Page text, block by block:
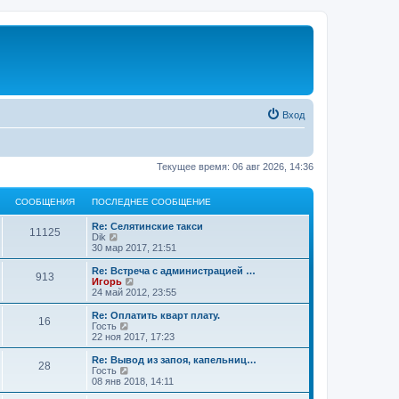
Вход
Текущее время: 06 авг 2026, 14:36
СООБЩЕНИЯ ПОСЛЕДНЕЕ СООБЩЕНИЕ
11125
Re: Селятинские такси
Dik
е
р
е
т
п
о
с
е
д
н
е
30 мар 2017, 21:51
913
Re: Встреча с администрацией …
Игорь
е
р
е
т
п
о
с
24 май 2012, 23:55
16
Re: Оплатить кварт плату.
Гость
е
р
е
т
22 ноя 2017, 17:23
28
Re: Вывод из запоя, капельниц…
Гость
е
р
08 янв 2018, 14:11